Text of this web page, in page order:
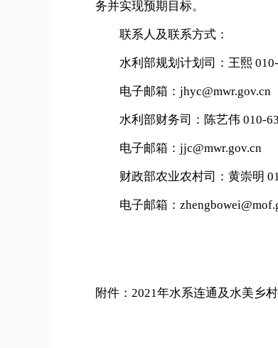
务并实现预期目标。
联系人及联系方式：
水利部规划计划司：王熙 010-
电子邮箱：jhyc@mwr.gov.cn
水利部财务司：陈艺伟 010-
电子邮箱：jjc@mwr.gov.cn
财政部农业农村司：黄崇明
电子邮箱：
附件：2021年水系连通及水美乡